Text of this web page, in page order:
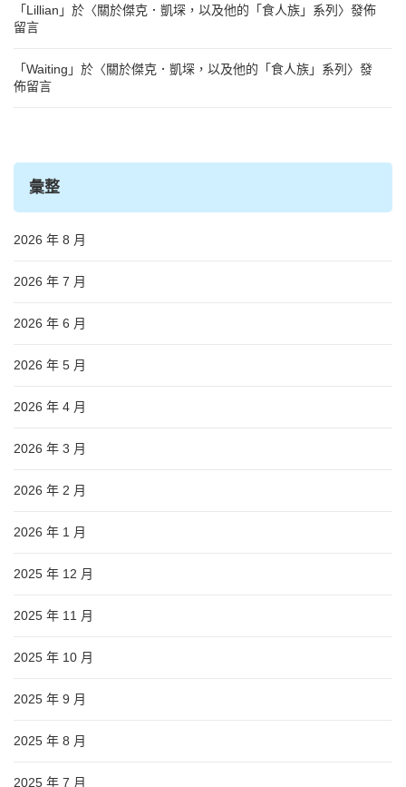
「 Lillian 」於〈關於傑克．凱堔，以及他的「食人族」系列 〉發佈
留言
「Waiting 」於〈關於傑克．凱堔，以及他的「食人族」系列 〉發
佈留言
彙整
2026 年 8 月
2026 年 7 月
2026 年 6 月
2026 年 5 月
2026 年 4 月
2026 年 3 月
2026 年 2 月
2026 年 1 月
2025 年 12 月
2025 年 11 月
2025 年 10 月
2025 年 9 月
2025 年 8 月
2025 年 7 月